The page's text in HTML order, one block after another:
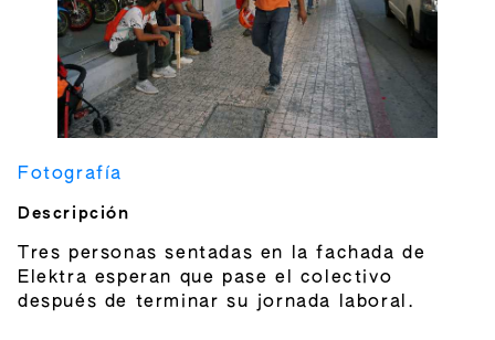
Fotografía
Descripción
Tres personas sentadas en la fachada de
Elektra esperan que pase el colectivo
después de terminar su jornada laboral.